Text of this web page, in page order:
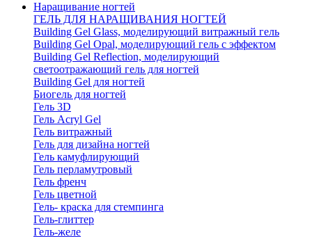
Наращивание ногтей
ГЕЛЬ ДЛЯ НАРАЩИВАНИЯ НОГТЕЙ
Building Gel Glass, моделирующий витражный гель
Building Gel Opal, моделирующий гель с эффектом
Building Gel Reflection, моделирующий
светоотражающий гель для ногтей
Building Gel для ногтей
Биогель для ногтей
Гель 3D
Гель Acryl Gel
Гель витражный
Гель для дизайна ногтей
Гель камуфлирующий
Гель перламутровый
Гель френч
Гель цветной
Гель- краска для стемпинга
Гель-глиттер
Гель-желе